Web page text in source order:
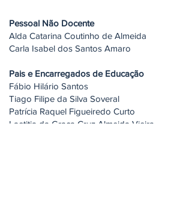
Pessoal Não Docente
Alda Catarina Coutinho de Almeida
Carla Isabel dos Santos Amaro
Pais e Encarregados de Educação
Fábio Hilário Santos
Tiago Filipe da Silva Soveral
Patrícia Raquel Figueiredo Curto
Laetitia da Graça Cruz Almeida Vieira